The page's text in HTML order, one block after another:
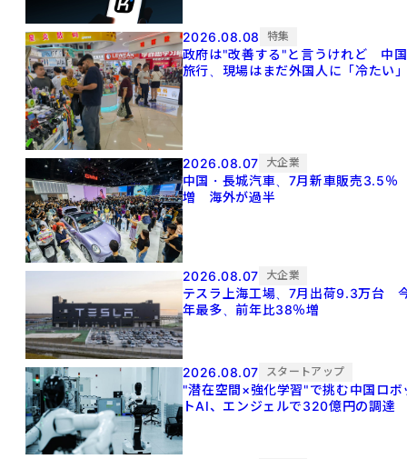
2026.08.08 特集
政府は"改善する"と言うけれど 中国
旅行、現場はまだ外国人に「冷たい
2026.08.07 大企業
中国・長城汽車、7月新車販売3.5％
増 海外が過半
2026.08.07 大企業
テスラ上海工場、7月出荷9.3万台
年最多、前年比38％増
2026.08.07 スタートアップ
"潜在空間×強化学習"で挑む中国ロボ
トAI、エンジェルで320億円の調達